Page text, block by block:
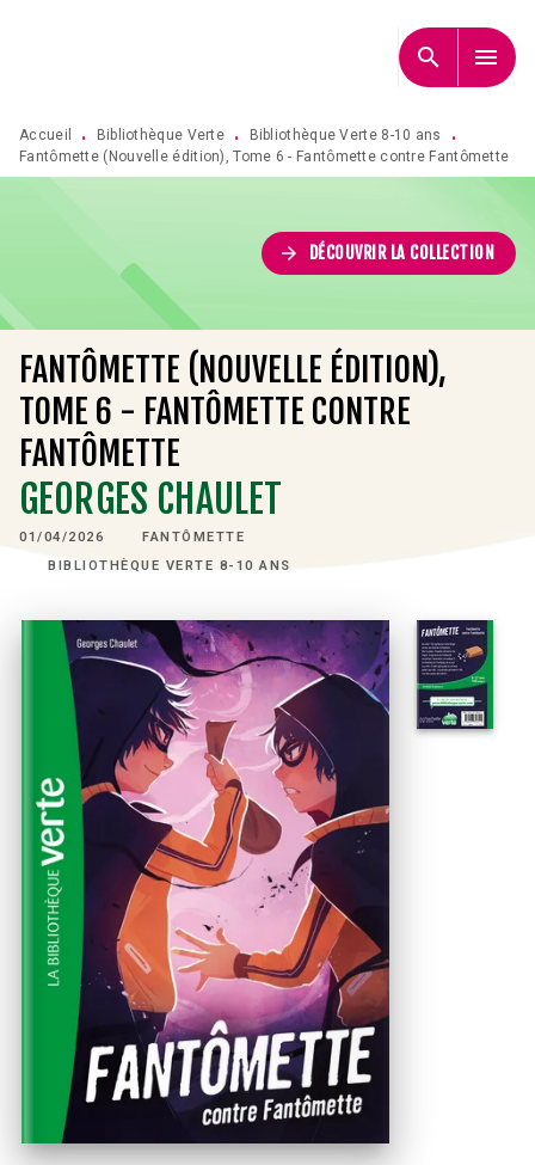
search menu
Accueil • Bibliothèque Verte • Bibliothèque Verte 8-10 ans
•
Fantômette (Nouvelle édition), Tome 6 - Fantômette contre Fantômette
arrow_forward DÉCOUVRIR LA COLLECTION
FANTÔMETTE (NOUVELLE ÉDITION),
TOME 6 - FANTÔMETTE CONTRE
FANTÔMETTE
GEORGES CHAULET
01/04/2026
FANTÔMETTE
BIBLIOTHÈQUE VERTE 8-10 ANS